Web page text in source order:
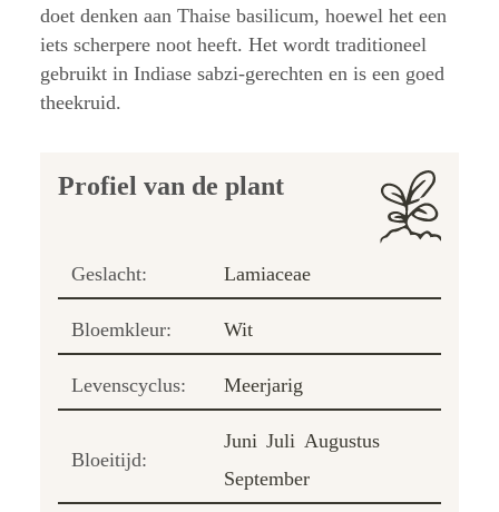
doet denken aan Thaise basilicum, hoewel het een
iets scherpere noot heeft. Het wordt traditioneel
gebruikt in Indiase sabzi-gerechten en is een goed
theekruid.
Profiel van de plant
Geslacht: Lamiaceae
Bloemkleur: Wit
Levenscyclus: Meerjarig
Bloeitijd:
Juni Juli Augustus
September